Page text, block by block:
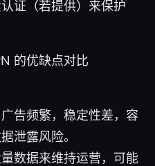
证（若提供）来保护
的优缺点对比
告频繁，稳定性差，容
泄露风险。
数据来维持运营，可能